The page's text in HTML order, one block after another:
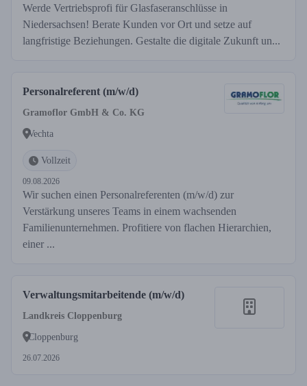
Werde Vertriebsprofi für Glasfaseranschlüsse in
Niedersachsen! Berate Kunden vor Ort und setze auf
langfristige Beziehungen. Gestalte die digitale Zukunft un...
Personalreferent (m/w/d)
Gramoflor GmbH & Co. KG
Vechta
Vollzeit
09.08.2026
Wir suchen einen Personalreferenten (m/w/d) zur
Verstärkung unseres Teams in einem wachsenden
Familienunternehmen. Profitiere von flachen Hierarchien,
einer ...
Verwaltungsmitarbeitende (m/w/d)
Landkreis Cloppenburg
Cloppenburg
26.07.2026